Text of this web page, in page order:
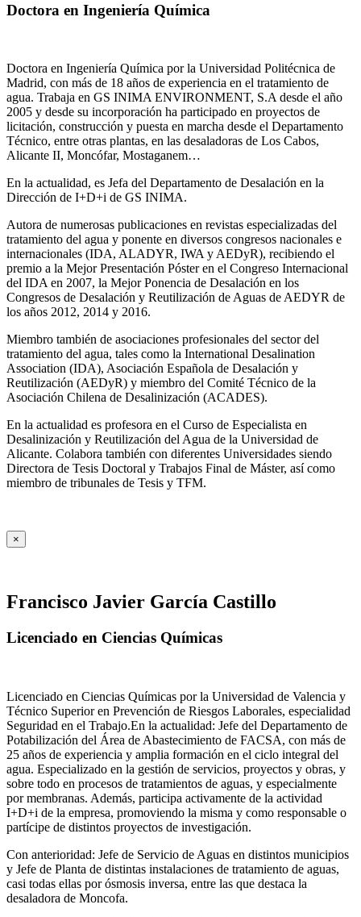
Doctora en Ingeniería Química
Doctora en Ingeniería Química por la Universidad Politécnica de
Madrid, con más de 18 años de experiencia en el tratamiento de
agua. Trabaja en GS INIMA ENVIRONMENT, S.A desde el año
2005 y desde su incorporación ha participado en proyectos de
licitación, construcción y puesta en marcha desde el Departamento
Técnico, entre otras plantas, en las desaladoras de Los Cabos,
Alicante II, Moncófar, Mostaganem…
En la actualidad, es Jefa del Departamento de Desalación en la
Dirección de I+D+i de GS INIMA.
Autora de numerosas publicaciones en revistas especializadas del
tratamiento del agua y ponente en diversos congresos nacionales e
internacionales (IDA, ALADYR, IWA y AEDyR), recibiendo el
premio a la Mejor Presentación Póster en el Congreso Internacional
del IDA en 2007, la Mejor Ponencia de Desalación en los
Congresos de Desalación y Reutilización de Aguas de AEDYR de
los años 2012, 2014 y 2016.
Miembro también de asociaciones profesionales del sector del
tratamiento del agua, tales como la International Desalination
Association (IDA), Asociación Española de Desalación y
Reutilización (AEDyR) y miembro del Comité Técnico de la
Asociación Chilena de Desalinización (ACADES).
En la actualidad es profesora en el Curso de Especialista en
Desalinización y Reutilización del Agua de la Universidad de
Alicante. Colabora también con diferentes Universidades siendo
Directora de Tesis Doctoral y Trabajos Final de Máster, así como
miembro de tribunales de Tesis y TFM.
×
Francisco Javier García Castillo
Licenciado en Ciencias Químicas
Licenciado en Ciencias Químicas por la Universidad de Valencia y
Técnico Superior en Prevención de Riesgos Laborales, especialidad
Seguridad en el Trabajo.En la actualidad: Jefe del Departamento de
Potabilización del Área de Abastecimiento de FACSA, con más de
25 años de experiencia y amplia formación en el ciclo integral del
agua. Especializado en la gestión de servicios, proyectos y obras, y
sobre todo en procesos de tratamientos de aguas, y especialmente
por membranas. Además, participa activamente de la actividad
I+D+i de la empresa, promoviendo la misma y como responsable o
partícipe de distintos proyectos de investigación.
Con anterioridad: Jefe de Servicio de Aguas en distintos municipios
y Jefe de Planta de distintas instalaciones de tratamiento de aguas,
casi todas ellas por ósmosis inversa, entre las que destaca la
desaladora de Moncofa.